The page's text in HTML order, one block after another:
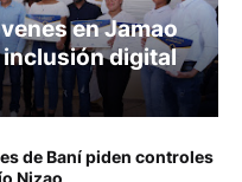
en Jamao
digital
de Baní piden controles
Nizao